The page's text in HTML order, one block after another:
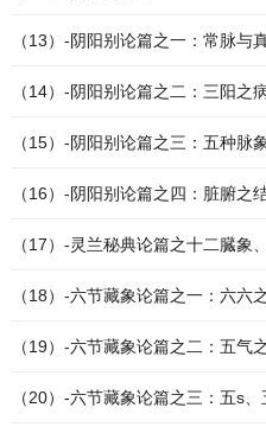
（13）-阴阳别论篇之一：常脉与
（14）-阴阳别论篇之二：三阳之
（15）-阴阳别论篇之三：五种
（16）-阴阳别论篇之四：脏腑之
（17）-灵兰秘典论篇之十二臓象
（18）-六节藏象论篇之一：六
（19）-六节藏象论篇之二：五气
（20）-六节藏象论篇之三：五s